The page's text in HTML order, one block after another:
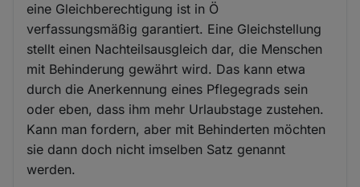
eine Gleichberechtigung ist in Ö
verfassungsmäßig garantiert. Eine Gleichstellung
stellt einen Nachteilsausgleich dar, die Menschen
mit Behinderung gewährt wird. Das kann etwa
durch die Anerkennung eines Pflegegrads sein
oder eben, dass ihm mehr Urlaubstage zustehen.
Kann man fordern, aber mit Behinderten möchten
sie dann doch nicht imselben Satz genannt
werden.